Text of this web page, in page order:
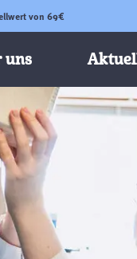
von 69€
uns